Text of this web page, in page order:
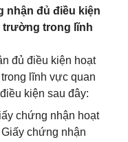
nhận đủ điều kiện
trường trong lĩnh
đủ điều kiện hoạt
lĩnh vực quan
kiện sau đây:
chứng nhận hoạt
chứng nhận